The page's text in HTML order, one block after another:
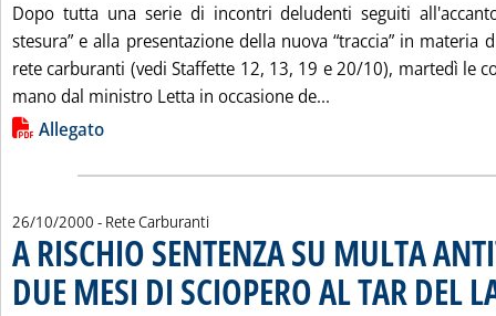
Dopo tutta una serie di incontri deludenti seguiti
stesura” e alla presentazione della nuova “traccia” in materia
rete carburanti (vedi Staffette 12, 13, 19 e 20/10), martedì le
mano dal ministro Letta in occasione de...
Lista allegati PDF alla notizia
Allegato
26/10/2000 - Rete Carburanti
A RISCHIO SENTENZA SU MULTA
DUE MESI DI SCIOPERO AL TAR DEL